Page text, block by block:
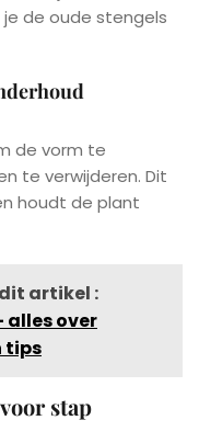
je de oude stengels
de vorm te
te verwijderen. Dit
houdt de plant
artikel :
alles over
tips
stap